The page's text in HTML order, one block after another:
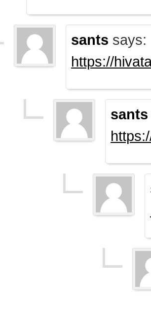
sants says:
https://
sants